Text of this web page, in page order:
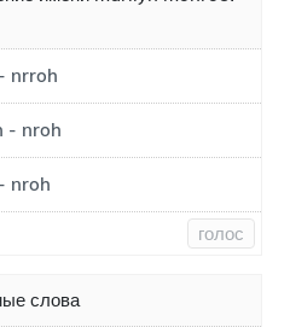
nrroh
- nroh
nroh
голос
слова